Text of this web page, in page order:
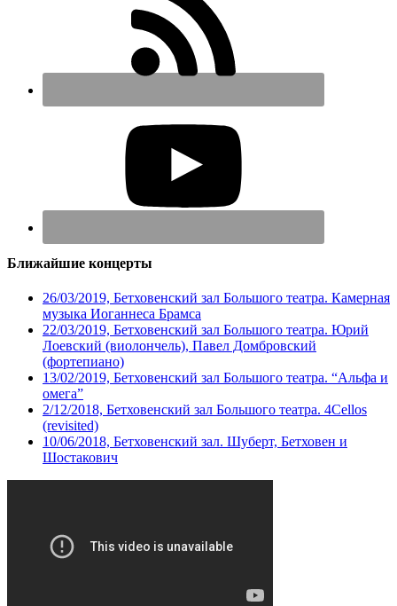
Ближайшие концерты
26/03/2019, Бетховенский зал Большого театра. Камерная
музыка Иоганнеса Брамса
22/03/2019, Бетховенский зал Большого театра. Юрий
Лоевский (виолончель), Павел Домбровский
(фортепиано)
13/02/2019, Бетховенский зал Большого театра. “Альфа и
омега”
2/12/2018, Бетховенский зал Большого театра. 4Cellos
(revisited)
10/06/2018, Бетховенский зал. Шуберт, Бетховен и
Шостакович